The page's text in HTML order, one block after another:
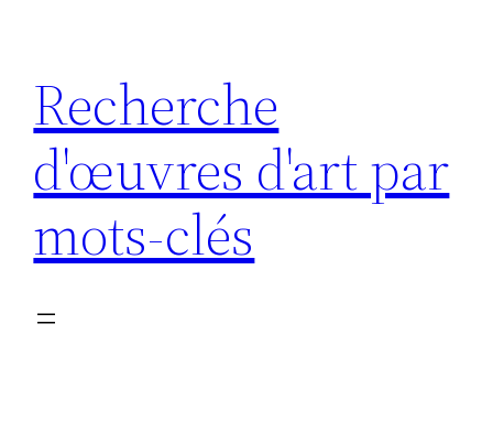
contenu
Recherche
d'œuvres d'art par
mots-clés